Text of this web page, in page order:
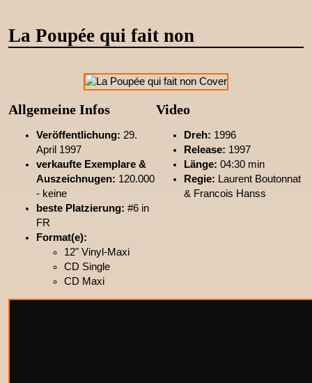
La Poupée qui fait non
Allgemeine Infos
Veröffentlichung: 29.
April 1997
verkaufte Exemplare &
Auszeichnugen: 120.000
- keine
beste Platzierung: #6 in
FR
Format(e):
12" Vinyl-Maxi
CD Single
CD Maxi
Video
Dreh: 1996
Release: 1997
Länge: 04:30 min
Regie: Laurent Boutonnat
& Francois Hanss